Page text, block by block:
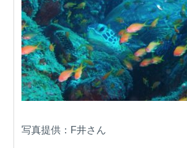
写真提供：F井さん